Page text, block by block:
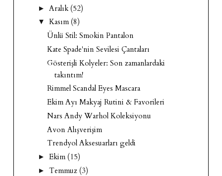
► Aralık (52)
▼ Kasım (8)
Ünlü Stil: Smokin Pantalon
Kate Spade'nin Sevilesi Çantaları
Gösterişli Kolyeler: Son zamanlardaki
takıntım!
Rimmel Scandal Eyes Mascara
Ekim Ayı Makyaj Rutini & Favorileri
Nars Andy Warhol Koleksiyonu
Avon Alışverişim
Trendyol Aksesuarları geldi
► Ekim (15)
► Temmuz (3)